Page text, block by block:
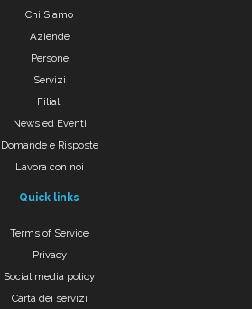
Chi Siamo
Aziende
Persone
Servizi
Filiali
News ed Eventi
Domande e Risposte
Lavora con noi
Quick links
Terms of Service
Privacy
Social media policy
Carta dei servizi